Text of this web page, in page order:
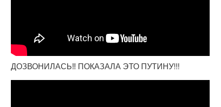
ДОЗВОНИЛАСЬ‼️ ПОКАЗАЛА ЭТО ПУТИНУ!!!